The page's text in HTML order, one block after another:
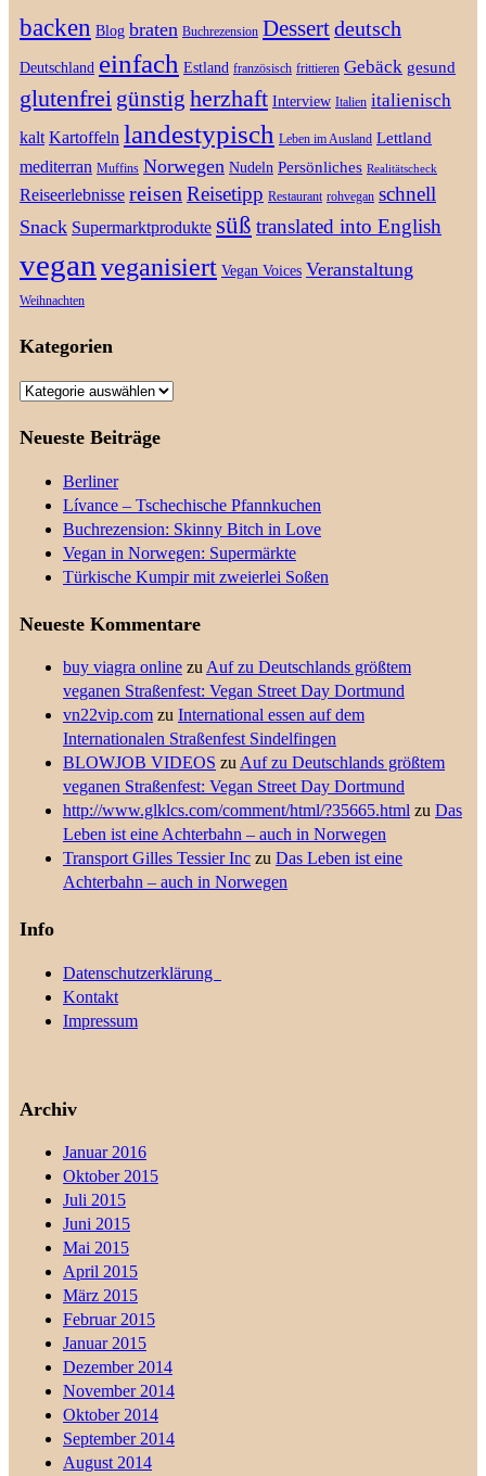
backen Blog braten Buchrezension Dessertdeutsch
Deutschland einfach Estland französisch frittieren Gebäck gesund
glutenfrei günstig herzhaft Interview Italien italienisch
kalt Kartoffeln landestypisch Leben im Ausland Lettland
mediterran Muffins Norwegen Nudeln Persönliches Realitätscheck
Reiseerlebnisse reisenReisetipp Restaurant rohvegan schnell
Snack Supermarktprodukte süß translated into English
vegan veganisiert Vegan Voices Veranstaltung
Weihnachten
Kategorien
Kategorien
Neueste Beiträge
Berliner
Lívance – Tschechische Pfannkuchen
Buchrezension: Skinny Bitch in Love
Vegan in Norwegen: Supermärkte
Türkische Kumpir mit zweierlei Soßen
Neueste Kommentare
buy viagra online zu Auf zu Deutschlands größtem
veganen Straßenfest: Vegan Street Day Dortmund
vn22vip.com zu International essen auf dem
Internationalen Straßenfest Sindelfingen
BLOWJOB VIDEOS zu Auf zu Deutschlands größtem
veganen Straßenfest: Vegan Street Day Dortmund
http://www.glklcs.com/comment/html/?35665.html zu Das
Leben ist eine Achterbahn – auch in Norwegen
Transport Gilles Tessier Inc zu Das Leben ist eine
Achterbahn – auch in Norwegen
Info
Datenschutzerklärung
Kontakt
Impressum
Archiv
Januar 2016
Oktober 2015
Juli 2015
Juni 2015
Mai 2015
April 2015
März 2015
Februar 2015
Januar 2015
Dezember 2014
November 2014
Oktober 2014
September 2014
August 2014